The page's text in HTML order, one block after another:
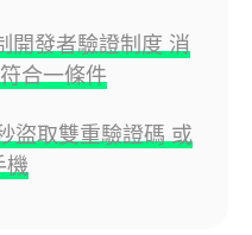
開發者驗證制度 消
合一條件
盜取雙重驗證碼 或
機